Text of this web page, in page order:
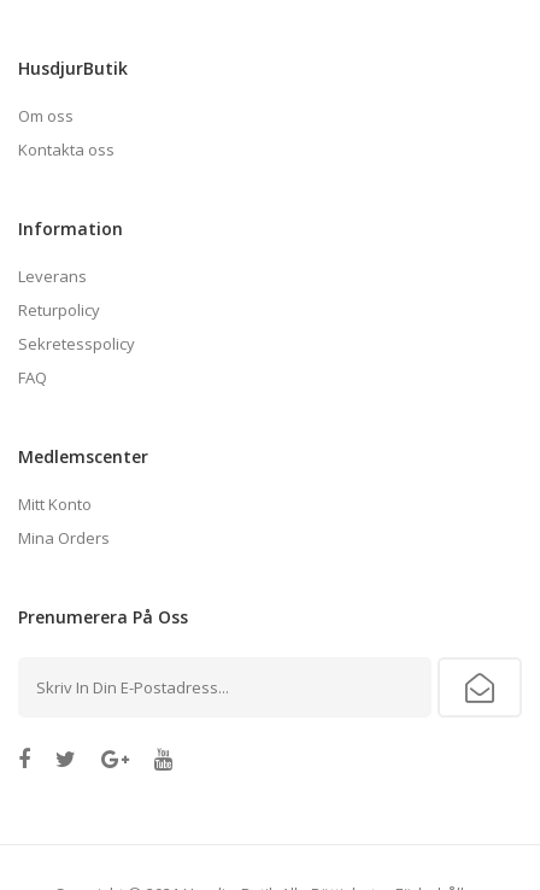
HusdjurButik
Om oss
Kontakta oss
Information
Leverans
Returpolicy
Sekretesspolicy
FAQ
Medlemscenter
Mitt Konto
Mina Orders
Prenumerera På Oss